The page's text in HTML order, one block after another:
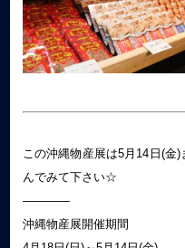
この沖縄物産展は5月14日(金
んでみて下さい☆
――――
沖縄物産展開催期間